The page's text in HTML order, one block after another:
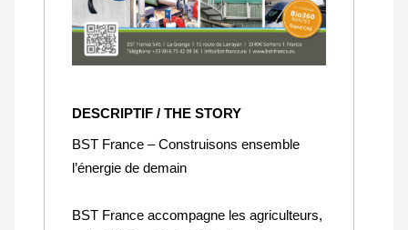
DESCRIPTIF / THE STORY
BST France – Construisons ensemble
l’énergie de demain
BST France accompagne les agriculteurs,